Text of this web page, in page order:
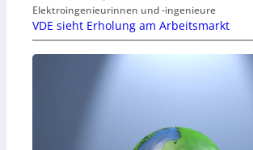
Elektroingenieurinnen und -ingenieure
VDE sieht Erholung am Arbeitsmarkt